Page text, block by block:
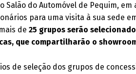
Salão do Automóvel de Pequim,
para uma visita à sua sede
de 25 grupos serão
que compartilharão o
de seleção dos grupos de